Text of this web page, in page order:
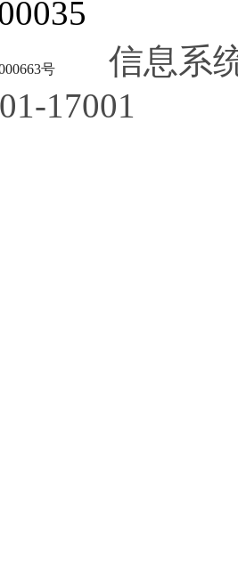
号
信息系
17001